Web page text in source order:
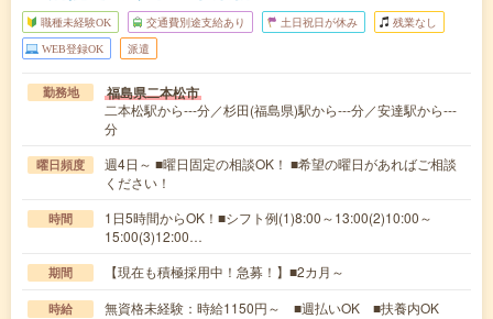
職種未経験OK 交通費別途支給あり 土日祝日が休み 残業なし
WEB登録OK 派遣
勤務地 福島県二本松市
二本松駅から---分／杉田(福島県)駅から---分／安達駅から---
分
曜日頻度
週4日～ ■曜日固定の相談OK！ ■希望の曜日があればご相談
ください！
時間
1日5時間からOK！■シフト例(1)8:00～13:00(2)10:00～
15:00(3)12:00…
期間 【現在も積極採用中！急募！】■2カ月～
時給 無資格未経験：時給1150円～ ■週払いOK ■扶養内OK